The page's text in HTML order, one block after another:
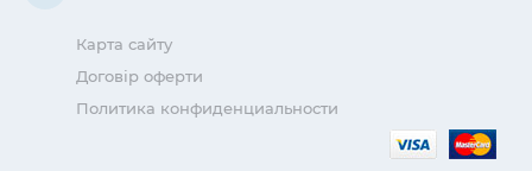
Карта сайту
Договір оферти
Политика конфиденциальности